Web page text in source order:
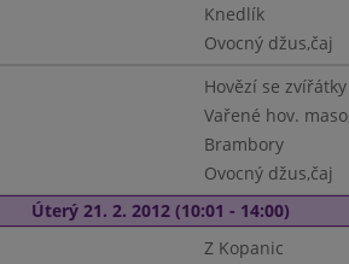
Knedlík
Ovocný džus,čaj
Hovězí se zvířátky
Vařené hov.
Brambory
Ovocný džus,čaj
Úterý 21. 2. 2012 (10:01 - 14:00)
Z Kopanic